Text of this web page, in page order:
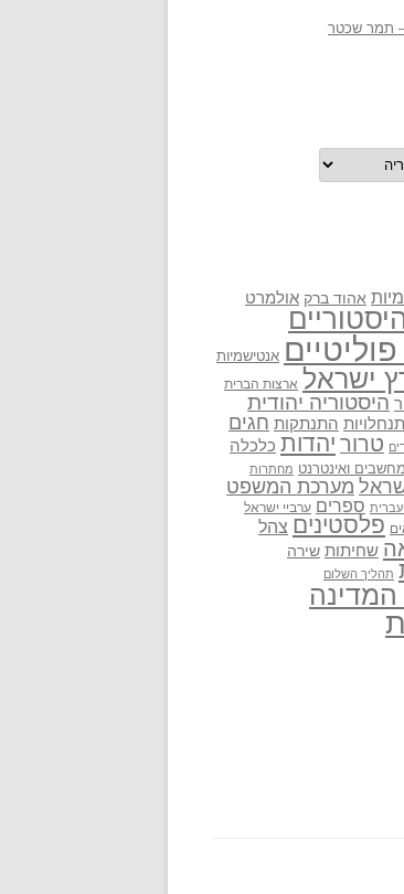
– תמר שכטר
אהוד ברק אולמרט
אנטישמיות
ישראל ארצות הברית
היסטוריה יהודית
התנתקות חגים
טרור יהדות כלכלה
מחשבים ואינטרנט מחתרות
מערכת המשפט
ספרים ערביי ישראל
פלסטינים צהל
שחיתות שירה
תהליך השלום
המדינה